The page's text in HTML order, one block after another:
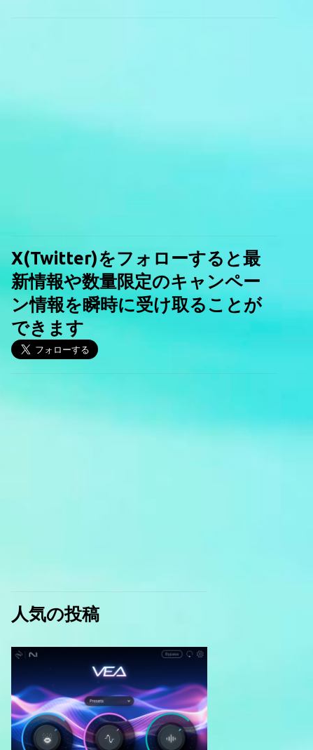
X(Twitter)をフォローすると最
新情報や数量限定のキャンペー
ン情報を瞬時に受け取ることが
できます
人気の投稿